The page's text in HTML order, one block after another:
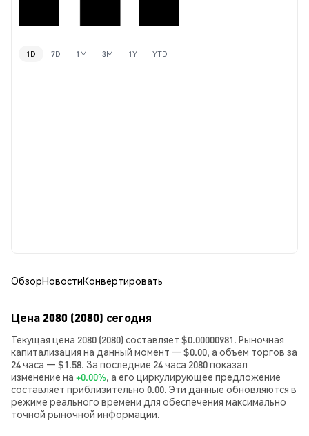
1D 7D 1M 3M 1Y YTD
ОбзорНовостиКонвертировать
Цена 2080 (2080) сегодня
Текущая цена 2080 (2080) составляет $0.00000981. Рыночная
капитализация на данный момент — $0.00, а объем торгов за
24 часа — $1.58. За последние 24 часа 2080 показал
изменение на +0.00%, а его циркулирующее предложение
составляет приблизительно 0.00. Эти данные обновляются в
режиме реального времени для обеспечения максимально
точной рыночной информации.